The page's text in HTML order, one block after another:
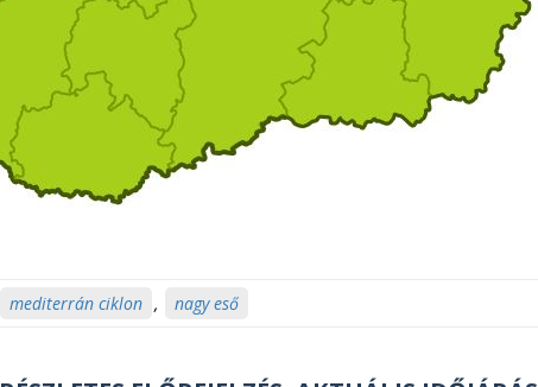
mediterrán ciklon , nagy eső